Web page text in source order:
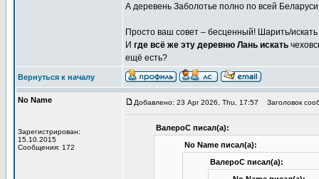
А деревень Заболотье полно по всей
Просто ваш совет – бесценный! Шарить/
И где всё же эту деревню Лань искать
ещё есть?
Вернуться к началу
No Name
Зарегистрирован:
15.10.2015
Сообщения: 172
Добавлено: 23 Apr 2026, Thu, 17:57 Заголовок
ВалероС писал(а):
No Name писал(а):
ВалероС писал(а):